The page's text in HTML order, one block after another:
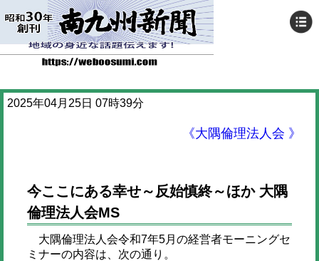
2025年04月25日 07時39分
《大隅倫理法人会 》
今ここにある幸せ～反始慎終～ほか 大隅
倫理法人会MS
大隅倫理法人会令和7年5月の経営者モーニングセ
ミナーの内容は、次の通り。